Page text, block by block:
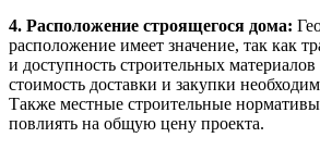
4. Расположение строящегося дома:
расположение имеет значение, так как
и доступность строительных материалов
стоимость доставки и закупки
Также местные строительные
повлиять на общую цену проекта.